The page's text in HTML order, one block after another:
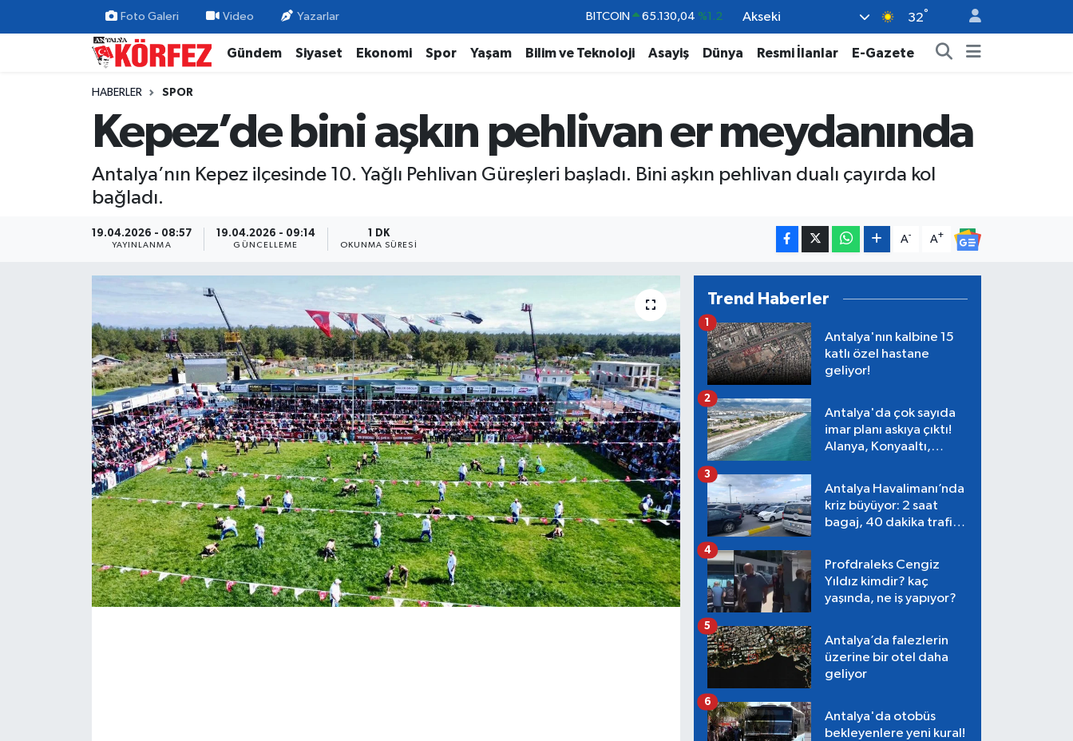
Foto Galeri Video Yazarlar DOLAR 47,7069 %0.17
EURO 55,0265 %0.01
BİST100 13.887 %64
Akseki 32°
Gündem Siyaset Ekonomi Spor Yaşam Bilim ve Teknoloji Asayiş Dünya Resmi İlanlar E-Gazete
HABERLER SPOR
Kepez’de bini aşkın pehlivan er meydanında
Antalya’nın Kepez ilçesinde 10. Yağlı Pehlivan Güreşleri başladı. Bini aşkın pehlivan dualı çayırda kol
bağladı.
19.04.2026 - 08:57
YAYINLANMA
19.04.2026 - 09:14
GÜNCELLEME
1 DK
OKUNMA SÜRESI
A- A+
Trend Haberler
Antalya'nın kalbine 15
katlı özel hastane
geliyor!
1
Antalya'da çok sayıda
imar planı askıya çıktı!
Alanya, Konyaaltı,
2
Antalya Havalimanı’nda
kriz büyüyor: 2 saat
bagaj, 40 dakika trafik,
3
Profdraleks Cengiz
Yıldız kimdir? kaç
yaşında, ne iş yapıyor?
4
Antalya’da falezlerin
üzerine bir otel daha
geliyor
5
Antalya'da otobüs
bekleyenlere yeni kural!
6
Gündem
Yerel Yönetim
Ekonomi
Magazin
Kültür ve Sanat
Nöbetçi Eczaneler
Trafik Durumu
Süper Lig Puan Durumu ve Fikstür